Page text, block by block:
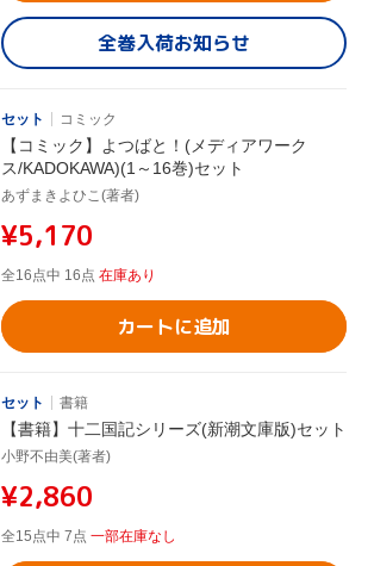
全巻入荷お知らせ
セット コミック
【コミック】よつばと！(メディアワーク
ス/KADOKAWA)(1～16巻)セット
あずまきよひこ(著者)
¥5,170
全16点中 16点 在庫あり
カートに追加
セット 書籍
【書籍】十二国記シリーズ(新潮文庫版)セット
小野不由美(著者)
¥2,860
全15点中 7点 一部在庫なし